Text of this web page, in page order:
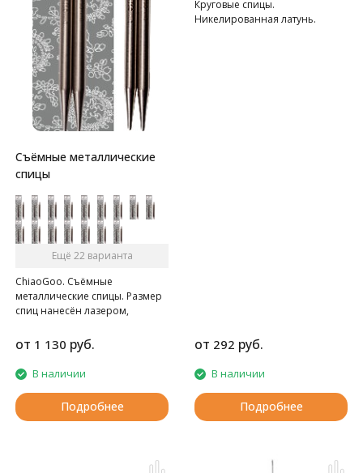
Съёмные металлические
спицы
Ещё 22 варианта
ChiaoGoo. Съёмные
металлические спицы. Размер
спиц нанесён лазером,
съёмных спиц указывается
вместе с патроном
от 1 130 руб.
В наличии
Подробнее
Круговые спицы.
Никелированная латунь.
от 292 руб.
В наличии
Подробнее